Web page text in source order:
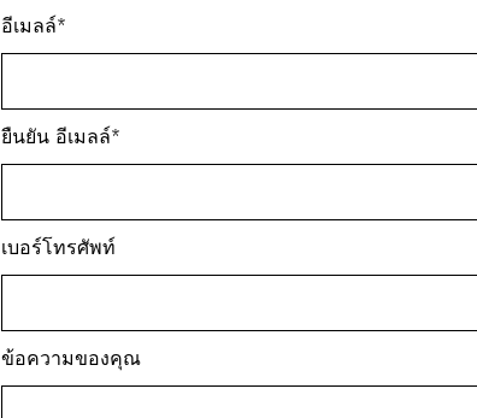
อีเมลล์*
ยืนยัน อีเมลล์*
เบอร์โทรศัพท์
ข้อความของคุณ